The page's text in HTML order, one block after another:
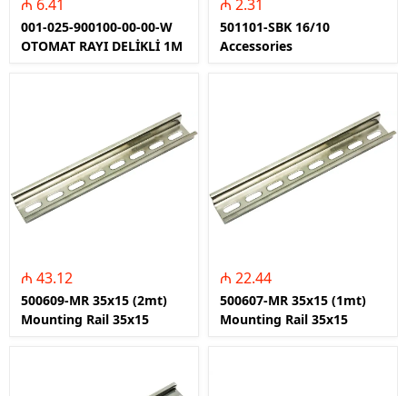
₼ 6.41
001-025-900100-00-00-W
OTOMAT RAYI DELİKLİ 1M
₼ 2.31
501101-SBK 16/10
Accessories
₼ 43.12
500609-MR 35x15 (2mt)
Mounting Rail 35x15
₼ 22.44
500607-MR 35x15 (1mt)
Mounting Rail 35x15